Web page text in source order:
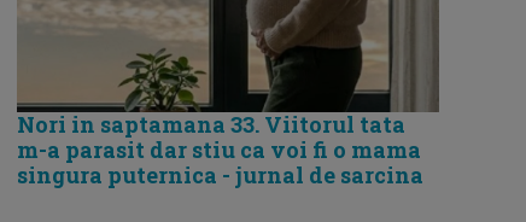
Nori in saptamana 33. Viitorul tata
m-a parasit dar stiu ca voi fi o mama
singura puternica - jurnal de sarcina